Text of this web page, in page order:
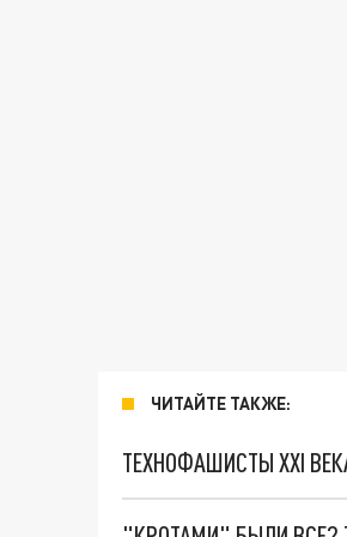
ЧИТАЙТЕ ТАКЖЕ:
ТЕХНОФАШИСТЫ XXI